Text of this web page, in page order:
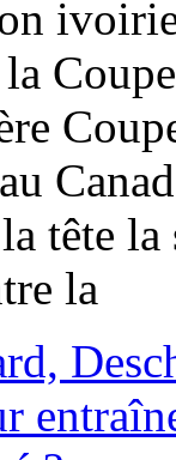
tête
la